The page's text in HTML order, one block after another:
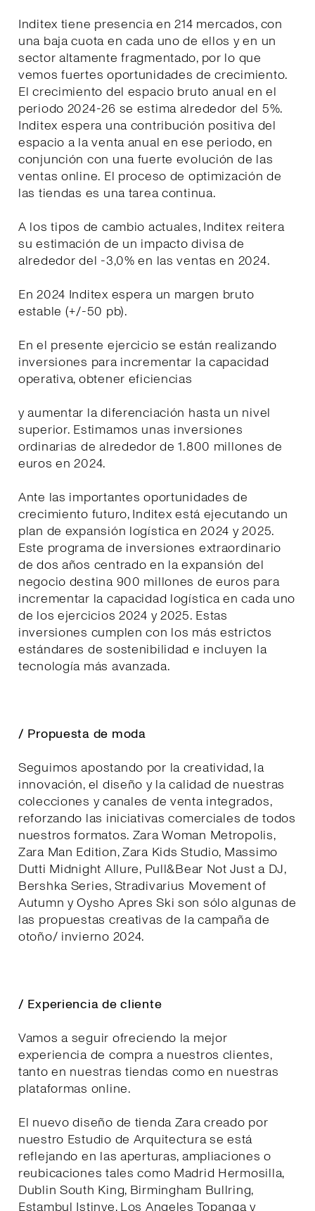
Inditex tiene presencia en 214 mercados, con
una baja cuota en cada uno de ellos y en un
sector altamente fragmentado, por lo que
vemos fuertes oportunidades de crecimiento.
El crecimiento del espacio bruto anual en el
periodo 2024-26 se estima alrededor del 5%.
Inditex espera una contribución positiva del
espacio a la venta anual en ese periodo, en
conjunción con una fuerte evolución de las
ventas online. El proceso de optimización de
las tiendas es una tarea continua.
A los tipos de cambio actuales, Inditex reitera
su estimación de un impacto divisa de
alrededor del -3,0% en las ventas en 2024.
En 2024 Inditex espera un margen bruto
estable (+/-50 pb).
En el presente ejercicio se están realizando
inversiones para incrementar la capacidad
operativa, obtener eficiencias
y aumentar la diferenciación hasta un nivel
superior. Estimamos unas inversiones
ordinarias de alrededor de 1.800 millones de
euros en 2024.
Ante las importantes oportunidades de
crecimiento futuro, Inditex está ejecutando un
plan de expansión logística en 2024 y 2025.
Este programa de inversiones extraordinario
de dos años centrado en la expansión del
negocio destina 900 millones de euros para
incrementar la capacidad logística en cada uno
de los ejercicios 2024 y 2025. Estas
inversiones cumplen con los más estrictos
estándares de sostenibilidad e incluyen la
tecnología más avanzada.
/ Propuesta de moda
Seguimos apostando por la creatividad, la
innovación, el diseño y la calidad de nuestras
colecciones y canales de venta integrados,
reforzando las iniciativas comerciales de todos
nuestros formatos. Zara Woman Metropolis,
Zara Man Edition, Zara Kids Studio, Massimo
Dutti Midnight Allure, Pull&Bear Not Just a DJ,
Bershka Series, Stradivarius Movement of
Autumn y Oysho Apres Ski son sólo algunas de
las propuestas creativas de la campaña de
otoño/ invierno 2024.
/ Experiencia de cliente
Vamos a seguir ofreciendo la mejor
experiencia de compra a nuestros clientes,
tanto en nuestras tiendas como en nuestras
plataformas online.
El nuevo diseño de tienda Zara creado por
nuestro Estudio de Arquitectura se está
reflejando en las aperturas, ampliaciones o
reubicaciones tales como Madrid Hermosilla,
Dublin South King, Birmingham Bullring,
Estambul Istinye, Los Angeles Topanga y